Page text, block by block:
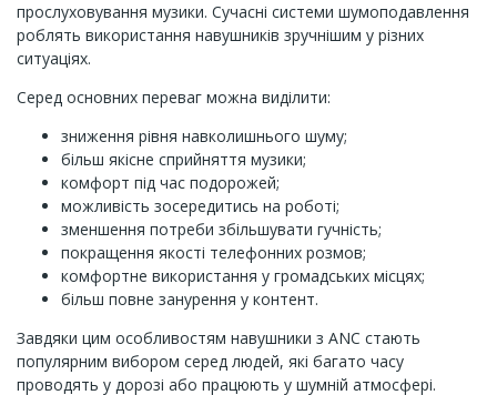
прослуховування музики. Сучасні системи шумоподавлення
роблять використання навушників зручнішим у різних
ситуаціях.
Серед основних переваг можна виділити:
зниження рівня навколишнього шуму;
більш якісне сприйняття музики;
комфорт під час подорожей;
можливість зосередитись на роботі;
зменшення потреби збільшувати гучність;
покращення якості телефонних розмов;
комфортне використання у громадських місцях;
більш повне занурення у контент.
Завдяки цим особливостям навушники з ANC стають
популярним вибором серед людей, які багато часу
проводять у дорозі або працюють у шумній атмосфері.